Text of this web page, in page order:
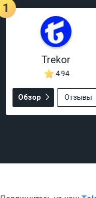
1
Trekor
4.94
Обзор Отзывы